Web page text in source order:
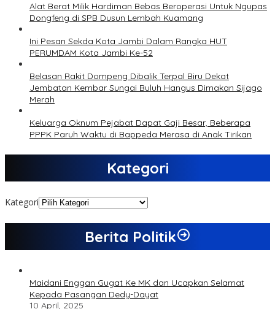
Alat Berat Milik Hardiman Bebas Beroperasi Untuk Ngupas
Dongfeng di SPB Dusun Lembah Kuamang
Ini Pesan Sekda Kota Jambi Dalam Rangka HUT
PERUMDAM Kota Jambi Ke-52
Belasan Rakit Dompeng Dibalik Terpal Biru Dekat
Jembatan Kembar Sungai Buluh Hangus Dimakan Sijago
Merah
Keluarga Oknum Pejabat Dapat Gaji Besar, Beberapa
PPPK Paruh Waktu di Bappeda Merasa di Anak Tirikan
Kategori
Kategori
Berita Politik
Maidani Enggan Gugat Ke MK dan Ucapkan Selamat
Kepada Pasangan Dedy-Dayat
10 April, 2025